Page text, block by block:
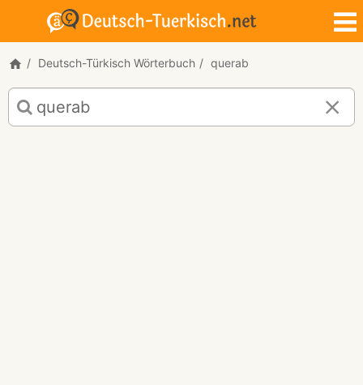
Deutsch-Türkisch Wörterbuch querab
Deutsch-
Türkisch
Übersetzung